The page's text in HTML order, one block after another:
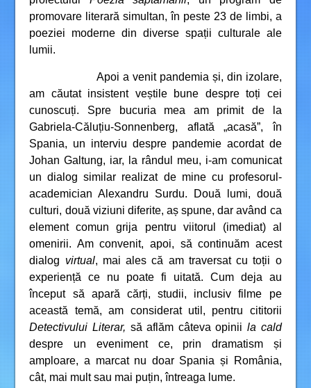
promovare literară simultan, în peste 23 de limbi, a
poeziei moderne din diverse spații culturale ale
lumii.
Apoi a venit pandemia și, din izolare,
am căutat insistent veștile bune despre toți cei
cunoscuți. Spre bucuria mea am primit de la
Gabriela-Căluțiu-Sonnenberg, aflată „acasă”, în
Spania, un interviu despre pandemie acordat de
Johan Galtung, iar, la rândul meu, i-am comunicat
un dialog similar realizat de mine cu profesorul-
academician Alexandru Surdu. Două lumi, două
culturi, două viziuni diferite, aș spune, dar având ca
element comun grija pentru viitorul (imediat) al
omenirii. Am convenit, apoi, să continuăm acest
dialog virtual, mai ales că am traversat cu toții o
experiență ce nu poate fi uitată. Cum deja au
început să apară cărți, studii, inclusiv filme pe
această temă, am considerat util, pentru cititorii
Detectivului Literar, să aflăm câteva opiniila cald
despre un eveniment ce, prin dramatism și
amploare, a marcat nu doar Spania și România,
cât, mai mult sau mai puțin, întreaga lume.